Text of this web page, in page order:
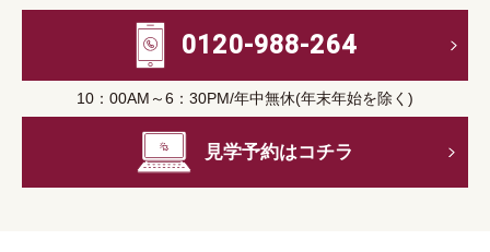
見学予約はコチラ
0120-988-264
10：00AM～6：30PM/年中無休(年末年始を除く)